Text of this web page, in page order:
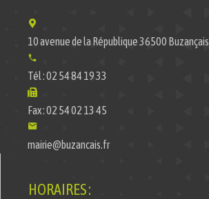
10 avenue de la République 36500 Buzançais
Tél : 02 54 84 19 33
Fax : 02 54 02 13 45
mairie@buzancais.fr
HORAIRES :